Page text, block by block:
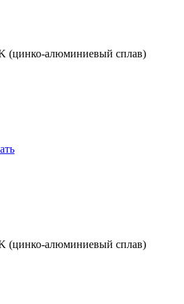
(цинко-алюминиевый сплав)
(цинко-алюминиевый сплав)